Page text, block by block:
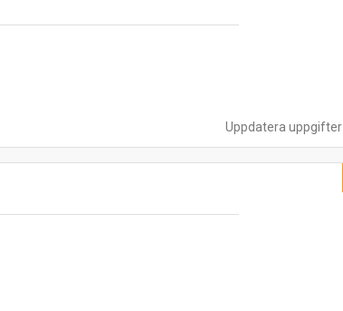
Uppdatera uppgifter